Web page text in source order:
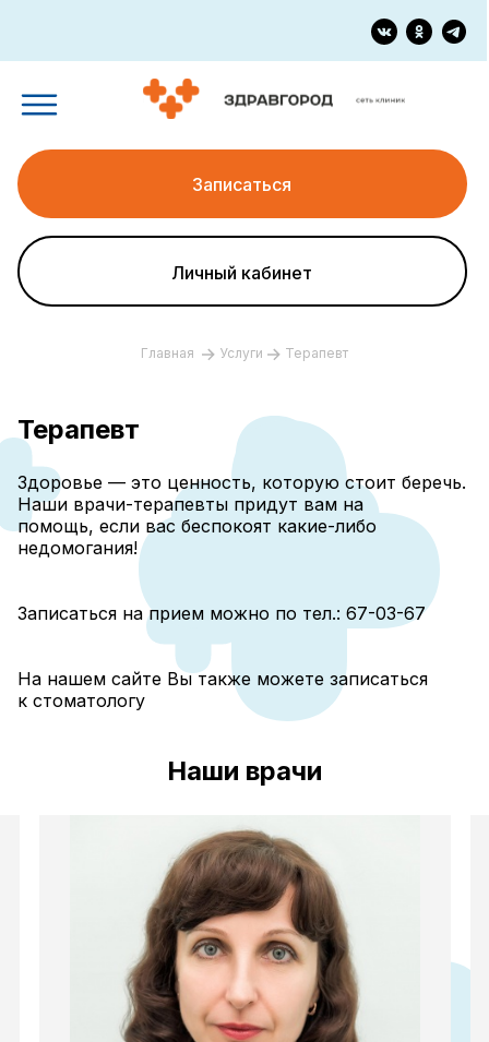
Записаться
Личный кабинет
Главная Услуги Терапевт
Терапевт
Здоровье — это ценность, которую стоит беречь.
Наши врачи-терапевты придут вам на
помощь, если вас беспокоят какие-либо
недомогания!
Записаться на прием можно по тел.: 67-03-67
На нашем сайте Вы также можете записаться
к стоматологу
Наши врачи